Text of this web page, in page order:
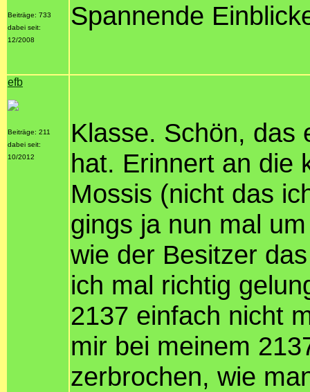
Beiträge: 733
dabei seit:
12/2008
Spannende
efb
Beiträge: 211
dabei seit:
10/2012
Klasse. Schön, das
hat. Erinnert an die
Mossis (nicht das
gings ja nun mal
wie der Besitzer
ich mal richtig
2137 einfach nicht
mir bei meinem
zerbrochen, wie